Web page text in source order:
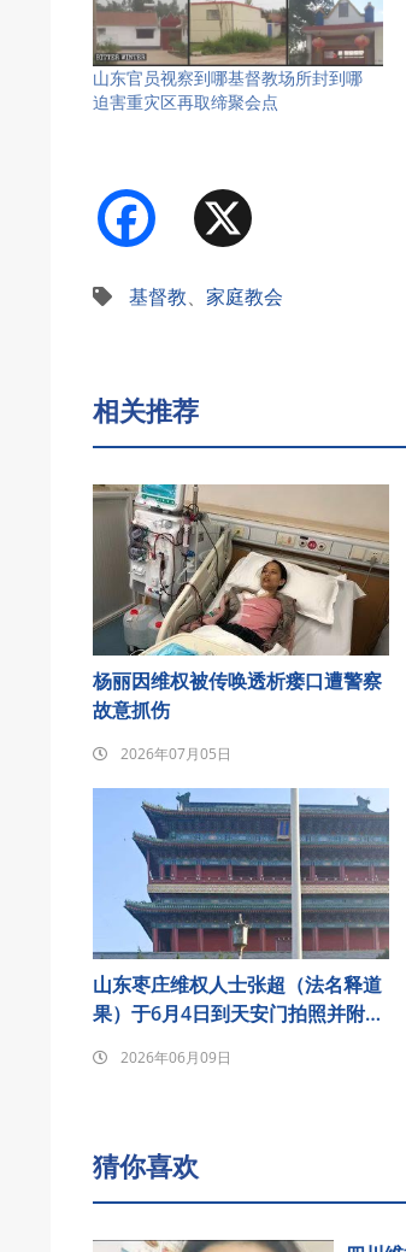
山东官员视察到哪基督教场所封到哪
迫害重灾区再取缔聚会点
Facebook
基督教、 家庭教会
相关推荐
杨丽因维权被传唤透析瘘口遭警察
故意抓伤
2026年07月05日
山东枣庄维权人士张超（法名释道
果）于6月4日到天安门拍照并附诗
2026年06月09日
猜你喜欢